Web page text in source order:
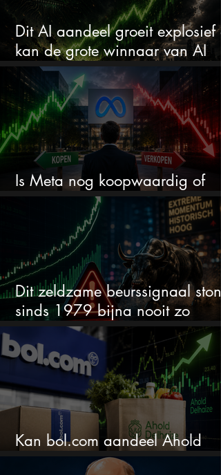
Dit AI aandeel groeit explosief
kan de grote winnaar van AI
worden
Is Meta nog koopwaardig of
wordt het tijd om te verkopen?
Dit zeldzame beurssignaal stond
sinds 1979 bijna nooit zo
extreem
Kan bol.com aandeel Ahold
nieuw leven inblazen?